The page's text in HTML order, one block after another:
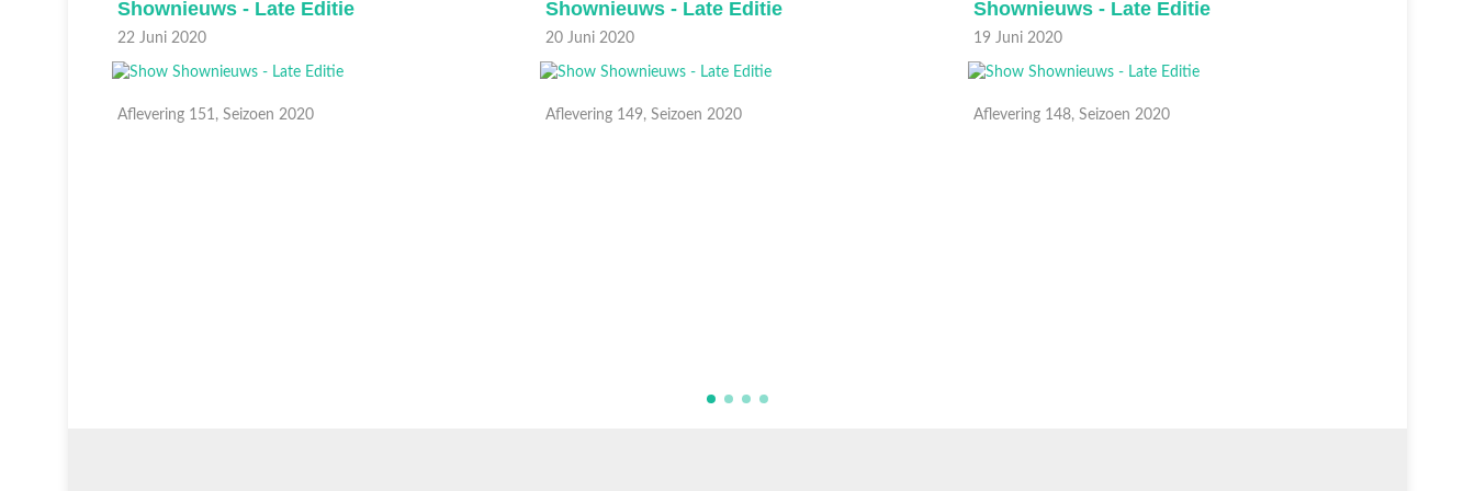
Shownieuws - Late Editie
22 Juni 2020
Aflevering 151, Seizoen 2020
Shownieuws - Late Editie
20 Juni 2020
Aflevering 149, Seizoen 2020
Shownieuws - Late Editie
19 Juni 2020
Aflevering 148, Seizoen 2020